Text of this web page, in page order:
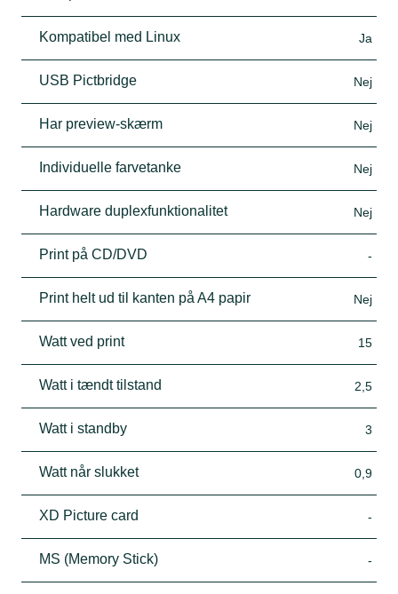
Kompatibel med Linux Ja
USB Pictbridge Nej
Har preview-skærm Nej
Individuelle farvetanke Nej
Hardware duplexfunktionalitet Nej
Print på CD/DVD -
Print helt ud til kanten på A4 papir Nej
Watt ved print 15
Watt i tændt tilstand 2,5
Watt i standby 3
Watt når slukket 0,9
XD Picture card -
MS (Memory Stick) -